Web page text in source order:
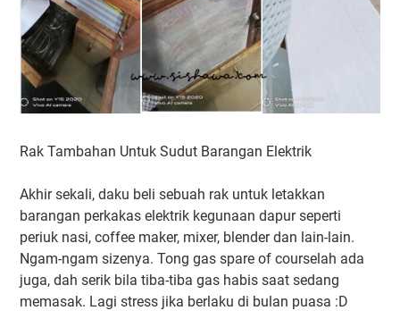
Rak Tambahan Untuk Sudut Barangan Elektrik
Akhir sekali, daku beli sebuah rak untuk letakkan
barangan perkakas elektrik kegunaan dapur seperti
periuk nasi, coffee maker, mixer, blender dan lain-lain.
Ngam-ngam sizenya. Tong gas spare of courselah ada
juga, dah serik bila tiba-tiba gas habis saat sedang
memasak. Lagi stress jika berlaku di bulan puasa :D